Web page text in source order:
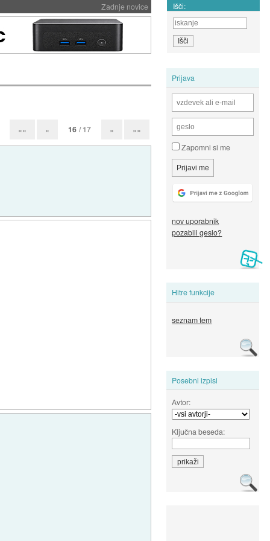
Zadnje novice Išči:
Prijava
Zapomni si me
nov uporabnik
pozabili geslo?
Hitre funkcije
seznam tem
Posebni izpisi
Avtor:
Ključna beseda:
«« « 16 / 17 » »»